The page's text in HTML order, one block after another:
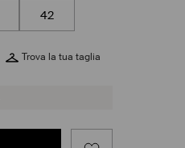
42
Trova la tua taglia